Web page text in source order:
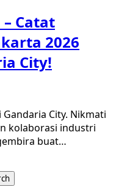
Catat
2026
City!
Gandaria City. Nikmati
kolaborasi industri
buat…